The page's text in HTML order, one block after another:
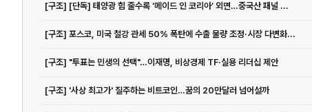
[구조] [단독] 태양광 힘 줄수록 ‘메이드 인 코리아’ 외면…중국산 패널 ...
[구조] 포스코, 미국 철강 관세 50% 폭탄에 수출 물량 조정·시장 다변화...
[구조] "투표는 민생의 선택"…이재명, 비상경제 TF·실용 리더십 제안
[구조] '사상 최고가' 질주하는 비트코인…꿈의 20만달러 넘어설까